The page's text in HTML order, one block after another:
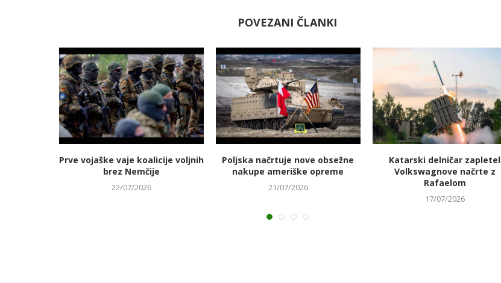
POVEZANI ČLANKI
Prve vojaške vaje koalicije voljnih
brez Nemčije
22/07/2026
Poljska načrtuje nove obsežne
nakupe ameriške opreme
21/07/2026
Katarski delničar zapletel
Volkswagnove načrte z
Rafaelom
17/07/2026